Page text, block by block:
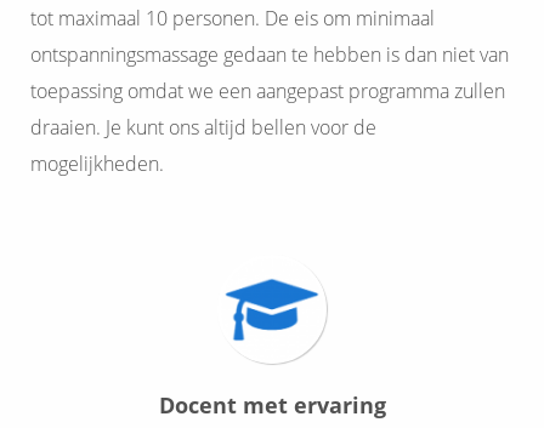
tot maximaal 10 personen. De eis om minimaal
ontspanningsmassage gedaan te hebben is dan niet van
toepassing omdat we een aangepast programma zullen
draaien. Je kunt ons altijd bellen voor de
mogelijkheden.
Docent met ervaring